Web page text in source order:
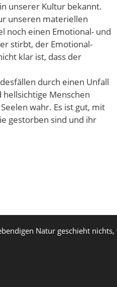
unserer Kultur bekannt.
unseren materiellen
noch einen Emotional- und
stirbt, der Emotional-
klar ist, dass der
durch einen Unfall
Menschen
wahr. Es ist gut, mit
gestorben sind und ihr
Natur geschieht